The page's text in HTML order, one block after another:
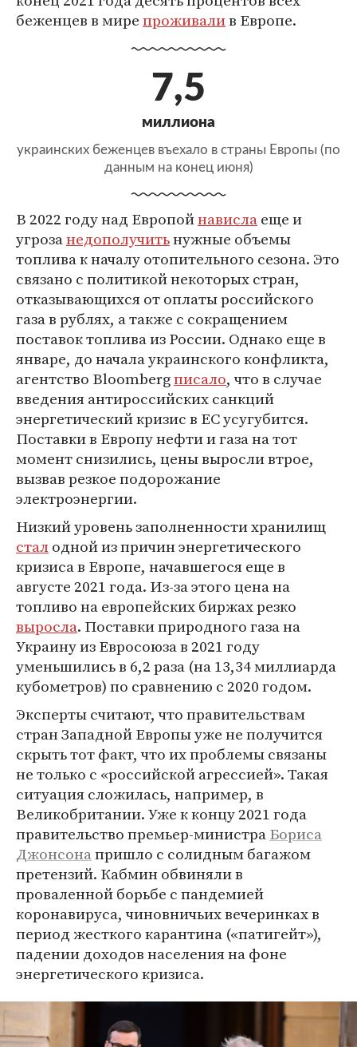
беженцев в мирепроживалив Европе.
7,5
миллиона
украинских беженцев въехало в страны Европы (по
данным на конец июня)
В 2022 году над Европойнавислаеще и
угрозанедополучитьнужные объемы
топлива к началу отопительного сезона. Это
связано с политикой некоторых стран,
отказывающихся от оплаты российского
газа в рублях, а также с сокращением
поставок топлива из России. Однако еще в
январе, до начала украинского конфликта,
агентство Bloombergписало, что в случае
введения антироссийских санкций
энергетический кризис в ЕС усугубится.
Поставки в Европу нефти и газа на тот
момент снизились, цены выросли втрое,
вызвав резкое подорожание
электроэнергии.
Низкий уровень заполненности хранилищ
сталодной из причин энергетического
кризиса в Европе, начавшегося еще в
августе 2021 года. Из-за этого цена на
топливо на европейских биржах резко
выросла. Поставки природного газа на
Украину из Евросоюза в 2021 году
уменьшились в 6,2 раза (на 13,34 миллиарда
кубометров) по сравнению с 2020 годом.
Эксперты считают, что правительствам
стран Западной Европы уже не получится
скрыть тот факт, что их проблемы связаны
не только с «российской агрессией». Такая
ситуация сложилась, например, в
Великобритании. Уже к концу 2021 года
правительство премьер-министраБориса
Джонсонапришло с солидным багажом
претензий. Кабмин обвиняли в
проваленной борьбе с пандемией
коронавируса, чиновничьих вечеринках в
период жесткого карантина («патигейт»),
падении доходов населения на фоне
энергетического кризиса.